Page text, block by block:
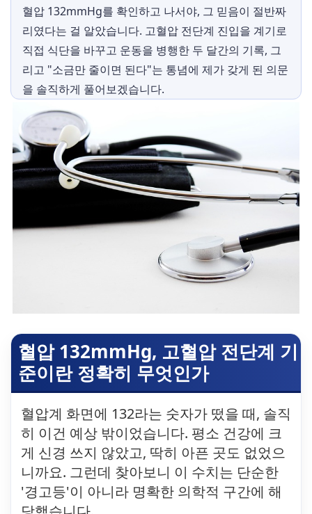
혈압 132mmHg를 확인하고 나서야, 그 믿음이 절반짜
리였다는 걸 알았습니다. 고혈압 전단계 진입을 계기로
직접 식단을 바꾸고 운동을 병행한 두 달간의 기록, 그
리고 "소금만 줄이면 된다"는 통념에 제가 갖게 된 의문
을 솔직하게 풀어보겠습니다.
혈압 132mmHg, 고혈압 전단계 기
준이란 정확히 무엇인가
혈압계 화면에 132라는 숫자가 떴을 때, 솔직
히 이건 예상 밖이었습니다. 평소 건강에 크
게 신경 쓰지 않았고, 딱히 아픈 곳도 없었으
니까요. 그런데 찾아보니 이 수치는 단순한
'경고등'이 아니라 명확한 의학적 구간에 해